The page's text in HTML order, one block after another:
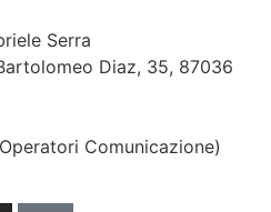
Serra
Diaz, 35, 87036
Comunicazione)